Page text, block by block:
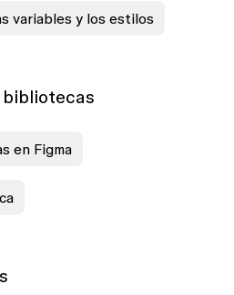
variables y los estilos
en Figma